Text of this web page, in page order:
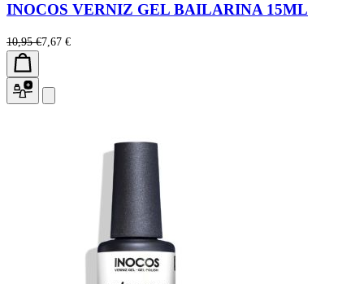
INOCOS VERNIZ GEL BAILARINA 15ML
10,95 €7,67 €